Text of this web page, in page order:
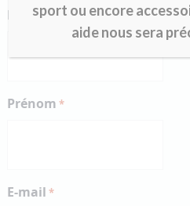
Nom*
Prénom *
E-mail *
sport ou encore
aide nous sera